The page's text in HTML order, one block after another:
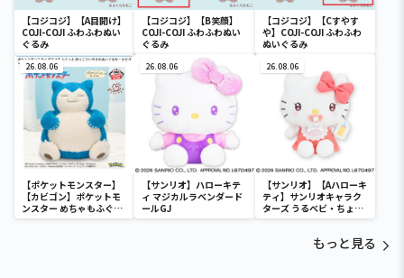
【コジコジ】【A目開け】
COJI-COJI ふわふわぬい
ぐるみ
【コジコジ】【B笑顔】
COJI-COJI ふわふわぬい
ぐるみ
【コジコジ】【Cすやす
や】COJI-COJI ふわふわ
ぬいぐるみ
26.08.06
【ポケットモンスター】
【カビゴン】ポケットモ
ンスター めちゃもふぐっ
と ほっこりいやされぬい
26.08.06
【サンリオ】ハローキテ
ィ マジカルラベンダード
ールGJ
26.08.06
【サンリオ】【Aハローキ
ティ】サンリオキャラク
ターズ うるベビ・ちょい
デカドール
もっと見る